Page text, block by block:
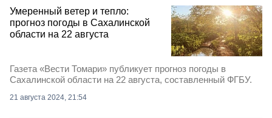
Умеренный ветер и тепло:
прогноз погоды в Сахалинской
области на 22 августа
Газета «Вести Томари» публикует прогноз погоды в
Сахалинской области на 22 августа, составленный ФГБУ.
21 августа 2024, 21:54